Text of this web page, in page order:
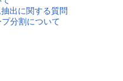
出に関する質問
分割について